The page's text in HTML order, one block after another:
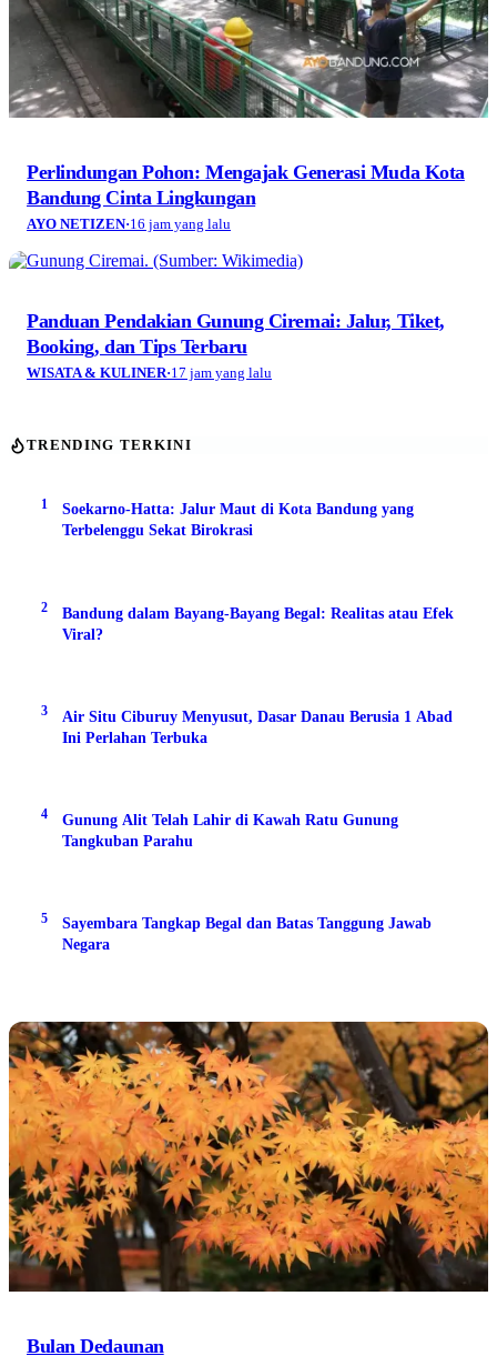
Perlindungan Pohon: Mengajak Generasi Muda Kota
Bandung Cinta Lingkungan
AYO NETIZEN·16 jam yang lalu
Panduan Pendakian Gunung Ciremai: Jalur, Tiket,
Booking, dan Tips Terbaru
WISATA & KULINER·17 jam yang lalu
TRENDING TERKINI
1
Soekarno-Hatta: Jalur Maut di Kota Bandung yang
Terbelenggu Sekat Birokrasi
2
Bandung dalam Bayang-Bayang Begal: Realitas atau Efek
Viral?
3
Air Situ Ciburuy Menyusut, Dasar Danau Berusia 1 Abad
Ini Perlahan Terbuka
4
Gunung Alit Telah Lahir di Kawah Ratu Gunung
Tangkuban Parahu
5
Sayembara Tangkap Begal dan Batas Tanggung Jawab
Negara
Bulan Dedaunan